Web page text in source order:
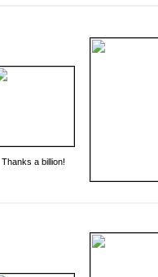
Thanks a billion!